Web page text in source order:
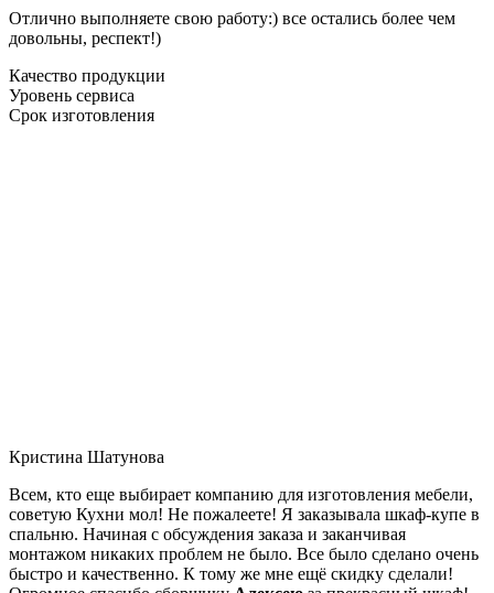
Отлично выполняете свою работу:) все остались более чем
довольны, респект!)
Качество продукции
Уровень сервиса
Срок изготовления
Кристина Шатунова
Всем, кто еще выбирает компанию для изготовления мебели,
советую Кухни мол! Не пожалеете! Я заказывала шкаф-купе в
спальню. Начиная с обсуждения заказа и заканчивая
монтажом никаких проблем не было. Все было сделано очень
быстро и качественно. К тому же мне ещё скидку сделали!